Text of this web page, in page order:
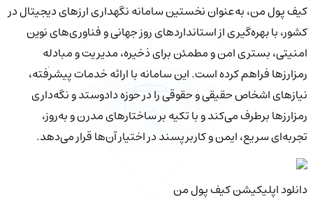
کیف‌ پول من، به‌عنوان نخستین سامانه نگهداری ارزهای دیجیتال در
کشور، با بهره‌گیری از استانداردهای روز جهانی و فناوری‌های نوین
امنیتی، بستری امن و مطمئن برای ذخیره، مدیریت و مبادله
رمزارزها فراهم کرده است. این سامانه با ارائه خدمات پیشرفته،
نیازهای اشخاص حقیقی و حقوقی را در حوزه دادوستد و نگه‌داری
رمزارزها برطرف می‌کند و با تکیه بر ساختارهای مدرن و به‌روز،
تجربه‌ای سریع، ایمن و کاربرپسند در اختیار آن‌ها قرار می‌دهد.
دانلود اپلیکیشن کیف‌ پول من